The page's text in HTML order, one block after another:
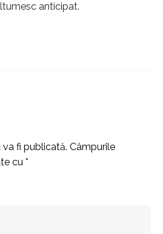
anticipat.
fi publicată. Câmpurile
cu *